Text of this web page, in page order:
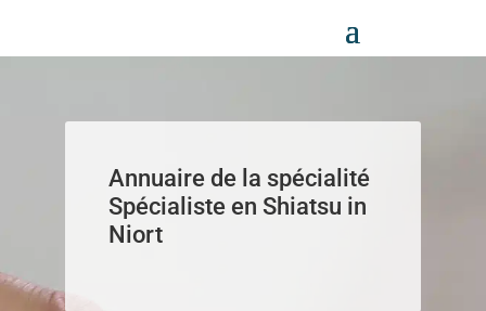
Annuaire de la spécialité
Spécialiste en Shiatsu in
Niort